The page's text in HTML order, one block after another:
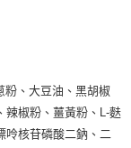
粉、大豆油、黑胡椒
辣椒粉、薑黃粉、L-麩
呤核苷磷酸二鈉、二